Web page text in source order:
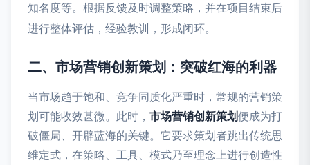
知名度等。根据反馈及时调整策略，并在项目结束后
进行整体评估，经验教训，形成闭环。
二、市场营销创新策划：突破红海的利器
当市场趋于饱和、竞争同质化严重时，常规的营销策
划可能收效甚微。此时， 市场营销创新策划便成为打
破僵局、开辟蓝海的关键。它要求策划者跳出传统思
维定式，在策略、工具、模式乃至理念上进行创造性